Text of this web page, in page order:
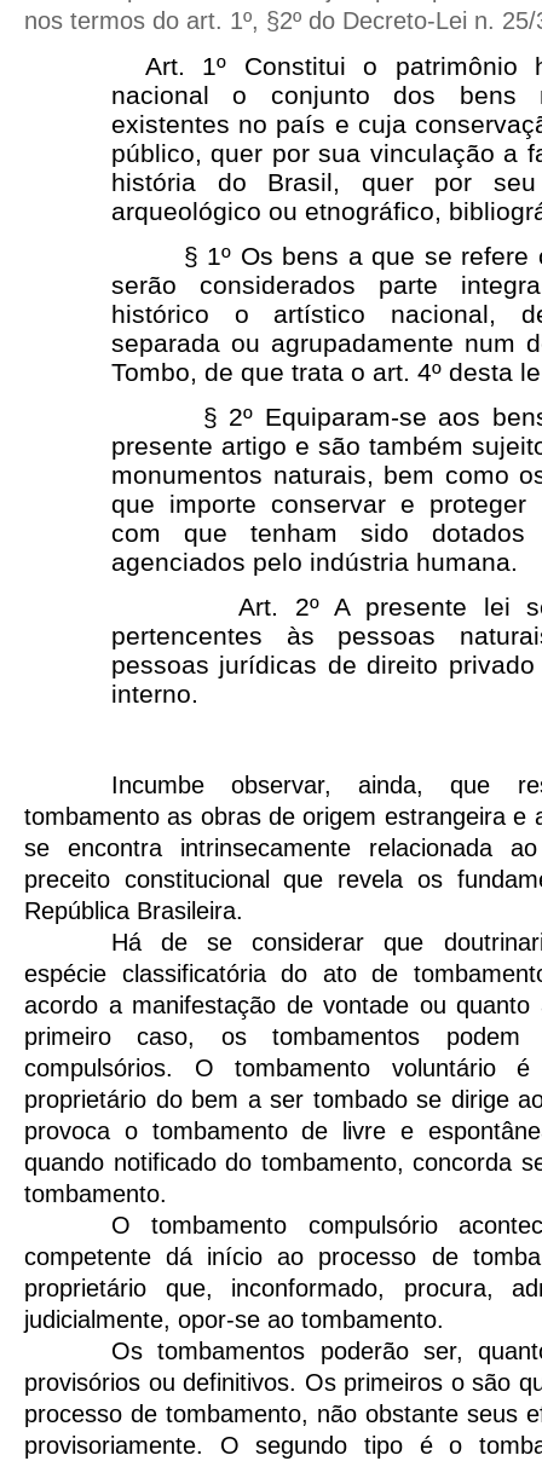
nos termos do art. 1º, §2º do Decreto-Lei n.
Art. 1º Constitui o patrimônio
nacional o conjunto dos bens
existentes no país e cuja
público, quer por sua vinculação a
história do Brasil, quer por seu
arqueológico ou etnográfico,
§ 1º Os bens a que se refere o
serão considerados parte
histórico o artístico nacional,
separada ou agrupadamente num
Tombo, de que trata o art. 4º desta
§ 2º Equiparam-se aos bens
presente artigo e são também
monumentos naturais, bem como
que importe conservar e proteger
com que tenham sido
agenciados pelo indústria humana.
Art. 2º A presente lei se
pertencentes às pessoas
pessoas jurídicas de direito
interno.
Incumbe observar, ainda, que
tombamento as obras de origem estrangeira e
se encontra intrinsecamente relacionada
preceito constitucional que revela os
República Brasileira.
Há de se considerar que
espécie classificatória do ato de
acordo a manifestação de vontade ou
primeiro caso, os tombamentos
compulsórios. O tombamento voluntário
proprietário do bem a ser tombado se dirige
provoca o tombamento de livre e
quando notificado do tombamento, concorda
tombamento.
O tombamento compulsório
competente dá início ao processo de
proprietário que, inconformado, procura,
judicialmente, opor-se ao tombamento.
Os tombamentos poderão ser,
provisórios ou definitivos. Os primeiros o são
processo de tombamento, não obstante seus
provisoriamente. O segundo tipo é o